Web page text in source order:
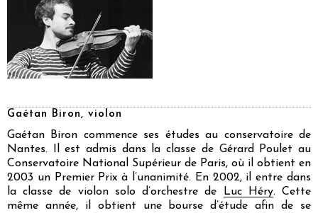
Gaétan Biron, violon
Gaétan Biron commence ses études au conservatoire de
Nantes. Il est admis dans la classe de Gérard Poulet au
Conservatoire National Supérieur de Paris, où il obtient en
2003 un Premier Prix à l’unanimité. En 2002, il entre dans
la classe de violon solo d’orchestre de
Luc Héry. Cette
même année, il obtient une bourse d’étude afin de se